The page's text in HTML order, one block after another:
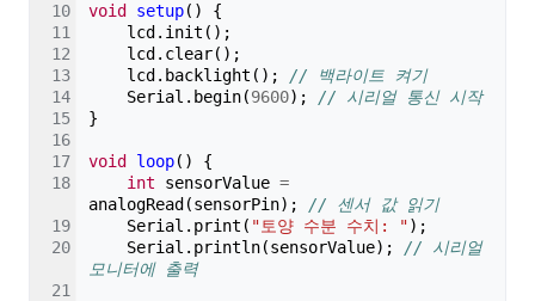
void setup()
{
lcd . init ();
lcd . clear();
lcd . backlight ();
// 백라이트 켜기
Serial . begin(9600);
// 시리얼 통신 시작
}
void loop()
{
int
sensorValue =
analogRead (sensorPin);
// 센서 값 읽기
Serial . print ( "토양 수분 수치: ");
Serial . println(sensorValue);
// 시리얼
모니터에 출력